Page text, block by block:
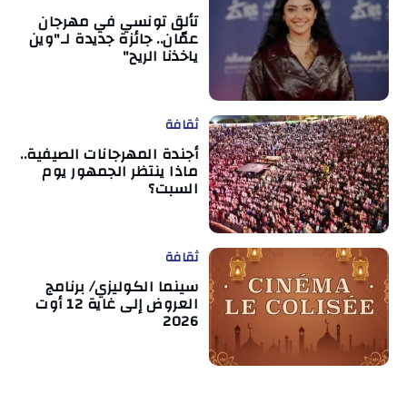
تألق تونسي في مهرجان
عمّان.. جائزة جديدة لـ"وين
ياخذنا الريح"
ثقافة
أجندة المهرجانات الصيفية..
ماذا ينتظر الجمهور يوم
السبت؟
ثقافة
سينما الكوليزي/ برنامج
العروض إلى غاية 12 أوت
2026